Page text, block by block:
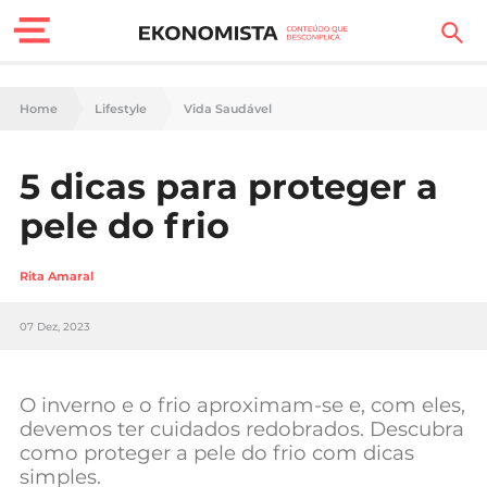
Finanças Pessoais
Carreira
Casa
Tecnologia
Negócios
Home Lifestyle Vida Saudável
5 dicas para proteger a
pele do frio
Rita Amaral
07 Dez, 2023
O inverno e o frio aproximam-se e, com eles,
devemos ter cuidados redobrados. Descubra
como proteger a pele do frio com dicas
simples.